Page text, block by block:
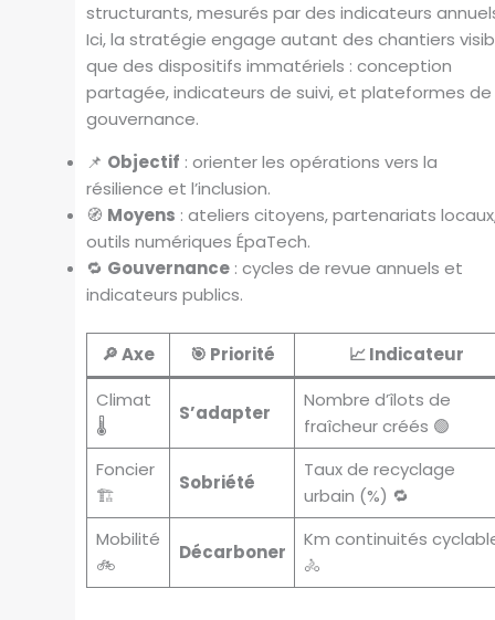
structurants, mesurés par des indicateurs
Ici, la stratégie engage autant des chantiers
que des dispositifs immatériels : conception
partagée, indicateurs de suivi, et plateformes de
gouvernance.
📌 Objectif : orienter les opérations vers la
résilience et l’inclusion.
🧭 Moyens : ateliers citoyens, partenariats
outils numériques ÉpaTech.
🔁 Gouvernance : cycles de revue annuels et
indicateurs publics.
🔎 Axe 🎯 Priorité
📈 Indicateur
Climat
🌡️
S’adapter
Nombre d’îlots de
fraîcheur créés 🟢
Foncier
🏗️
Sobriété
Taux de recyclage
urbain (%) 🔁
Mobilité
🚲
Décarboner
Km continuités
🚴